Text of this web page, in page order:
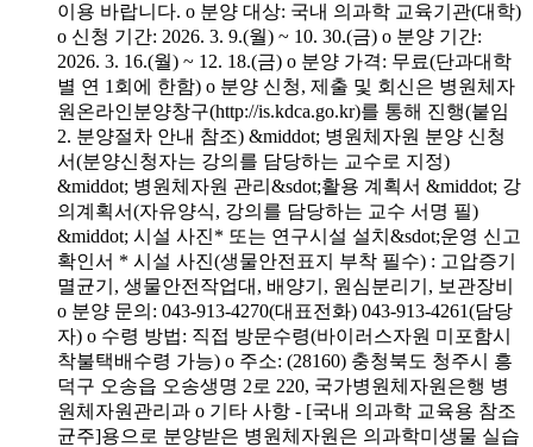
이용 바랍니다. o 분양 대상: 국내 의과학 교육기관(대학)
o 신청 기간: 2026. 3. 9.(월) ~ 10. 30.(금) o 분양 기간:
2026. 3. 16.(월) ~ 12. 18.(금) o 분양 가격: 무료(단과대학
별 연 1회에 한함) o 분양 신청, 제출 및 회신은 병원체자
원온라인분양창구(http://is.kdca.go.kr)를 통해 진행(붙임
2. 분양절차 안내 참조) &middot; 병원체자원 분양 신청
서(분양신청자는 강의를 담당하는 교수로 지정)
&middot; 병원체자원 관리&sdot;활용 계획서 &middot; 강
의계획서(자유양식, 강의를 담당하는 교수 서명 필)
&middot; 시설 사진* 또는 연구시설 설치&sdot;운영 신고
확인서 * 시설 사진(생물안전표지 부착 필수) : 고압증기
멸균기, 생물안전작업대, 배양기, 원심분리기, 보관장비
o 분양 문의: 043-913-4270(대표전화) 043-913-4261(담당
자) o 수령 방법: 직접 방문수령(바이러스자원 미포함시
착불택배수령 가능) o 주소: (28160) 충청북도 청주시 흥
덕구 오송읍 오송생명 2로 220, 국가병원체자원은행 병
원체자원관리과 o 기타 사항 - [국내 의과학 교육용 참조
균주]용으로 분양받은 병원체자원은 의과학미생물 실습